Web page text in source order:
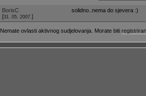
BorisC
[31. 05. 2007. ]
solidno..nema do sjevera :)
Nemate ovlasti aktivnog sudjelovanja. Morate biti